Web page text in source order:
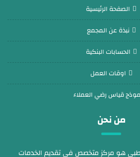
الصفحة الرئيسية
نبذة عن المجمع
الحسابات البنكية
اوقات العمل
قياس رضي العملاء
من نحن
هو مركز متخصص في تقديم الخدمات